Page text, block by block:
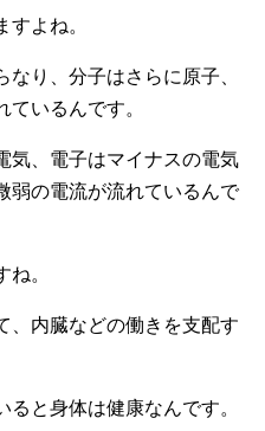
すよね。
り、分子はさらに原子、
いるんです。
気、電子はマイナスの電気
弱の電流が流れているんで
。
、内臓などの働きを支配す
と身体は健康なんです。